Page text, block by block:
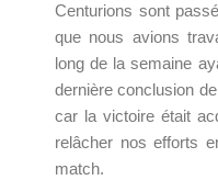
Centurions sont
que nous avions
long de la semaine
dernière conclusion
car la victoire était
relâcher nos efforts
match.